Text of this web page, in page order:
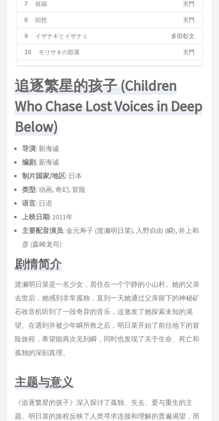
7 祝福 天門
8 回想 天門
9 イザナギとイザナミ 多田彰文
10 モリサキの部屋 天門
12 アルカンジェリ
13 モリサキの正体
15 アスナの決意
16 アガルタ
17 カナンの老婆
18 シンとセリ
20 夢
21 夷族の塔 天門
22 引き離される二人
23 河原にて
25 アモロートの老人 天門
26 アガルタの歴史 天門
27 夕げの席で 多田彰文
28 ミミとの別れ 天門
シン、僧兵隊を追う
32 フィニス・テラ 天門
追逐繁星的孩子 (Children
Who Chase Lost Voices in Deep
Below)
导演: 新海诚
编剧: 新海诚
制片国家/地区: 日本
类型: 动画, 奇幻, 冒险
语言: 日语
上映日期: 2011年
主要配音演员: 金元寿子 (渡濑明日菜), 入野自由 (瞬), 井上和
彦 (森崎龙司)
剧情简介
渡濑明日菜是一名少女，居住在一个宁静的小山村。她的父亲
去世后，她感到非常孤独，直到一天她通过父亲留下的神秘矿
石收音机听到了一段奇异的音乐，这激发了她探索未知的渴
望。在遇到并被少年瞬所救之后，明日菜开始了前往地下的冒
险旅程，希望能再次见到瞬，同时也发现了关于生命、死亡和
孤独的深刻真理。
主题与意义
《追逐繁星的孩子》深入探讨了孤独、失去、爱与重生的主
题。明日菜的旅程反映了人类寻求连接和理解的普遍渴望，而